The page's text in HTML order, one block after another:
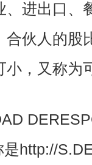
进出口、
合伙人的股
，又称为
http://